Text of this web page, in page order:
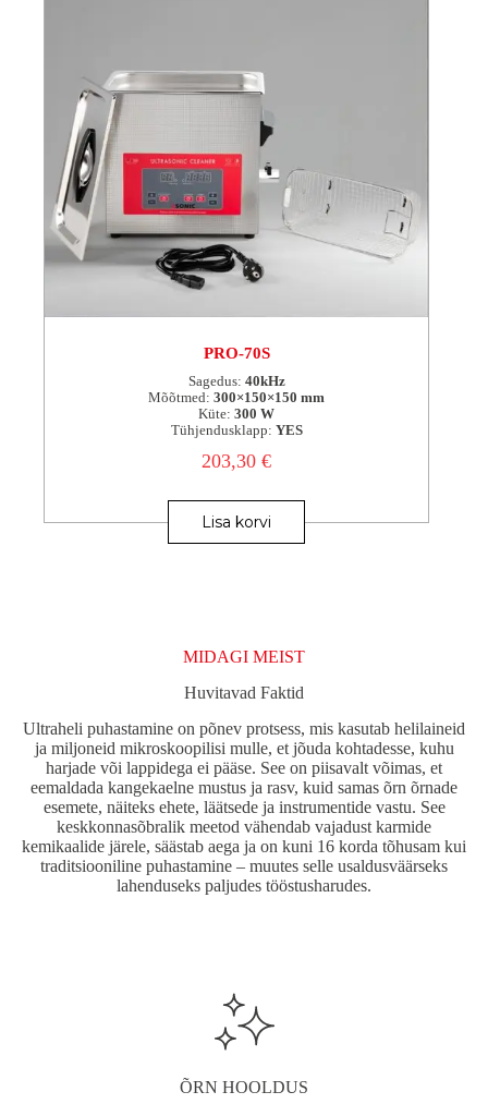
PRO-70S
Sagedus: 40kHz
Mõõtmed: 300×150×150 mm
Küte: 300 W
Tühjendusklapp: YES
203,30€
Lisa korvi
MIDAGI MEIST
Huvitavad Faktid
Ultraheli puhastamine on põnev protsess, mis kasutab helilaineid
ja miljoneid mikroskoopilisi mulle, et jõuda kohtadesse, kuhu
harjade või lappidega ei pääse. See on piisavalt võimas, et
eemaldada kangekaelne mustus ja rasv, kuid samas õrn õrnade
esemete, näiteks ehete, läätsede ja instrumentide vastu. See
keskkonnasõbralik meetod vähendab vajadust karmide
kemikaalide järele, säästab aega ja on kuni 16 korda tõhusam kui
traditsiooniline puhastamine – muutes selle usaldusväärseks
lahenduseks paljudes tööstusharudes.
ÕRN HOOLDUS